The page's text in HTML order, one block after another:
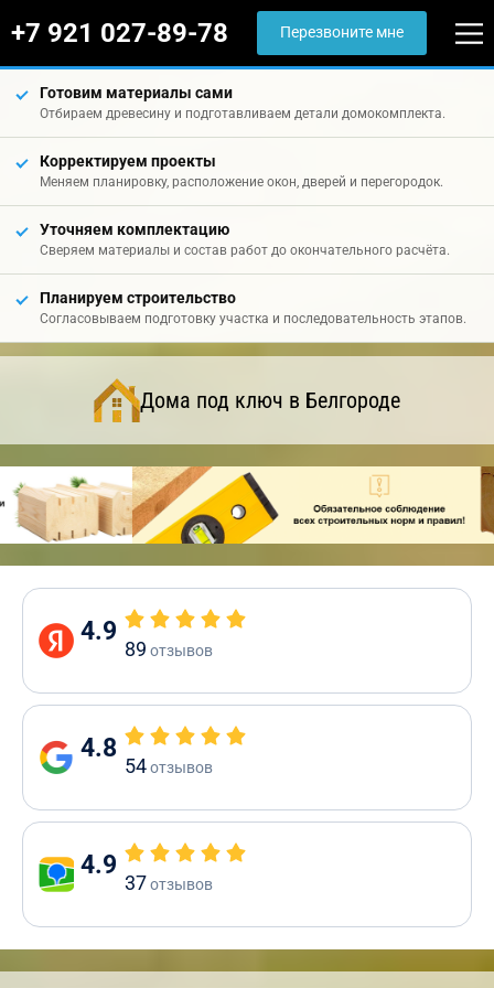
+7 921 027-89-78 Перезвоните мне
Готовим материалы сами
Отбираем древесину и подготавливаем детали домокомплекта.
Корректируем проекты
Меняем планировку, расположение окон, дверей и перегородок.
Уточняем комплектацию
Сверяем материалы и состав работ до окончательного расчёта.
Планируем строительство
Согласовываем подготовку участка и последовательность этапов.
Дома под ключ в Белгороде
4.9
89 отзывов
4.8
54отзывов
4.9
37отзывов